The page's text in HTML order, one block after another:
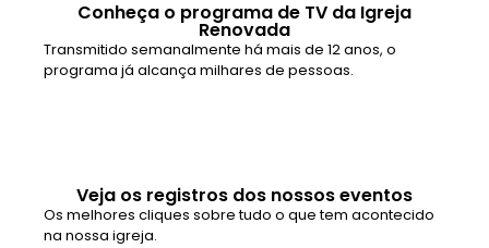
Conheça o programa de TV da Igreja
Renovada
Transmitido semanalmente há mais de 12 anos, o
programa já alcança milhares de pessoas.
Veja os registros dos nossos eventos
Os melhores cliques sobre tudo o que tem acontecido
na nossa igreja.